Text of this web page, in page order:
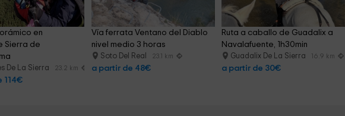
en
Sierra de
De La Sierra 23.2 km
114€
Vía ferrata Ventano del Diablo
nivel medio 3 horas
Soto Del Real 23.1 km
a partir de 48€
Ruta a caballo de Guadalix a
Navalafuente, 1h30min
Guadalix De La Sierra 16.9 km
a partir de 30€